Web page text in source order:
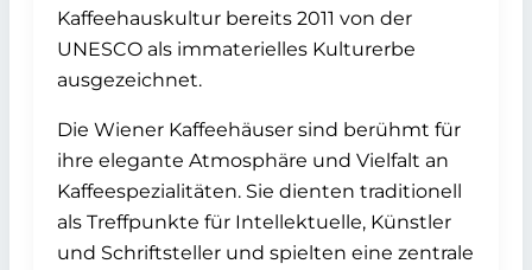
Kaffeehauskultur bereits 2011 von der
UNESCO als immaterielles Kulturerbe
ausgezeichnet.
Die Wiener Kaffeehäuser sind berühmt für
ihre elegante Atmosphäre und Vielfalt an
Kaffeespezialitäten. Sie dienten traditionell
als Treffpunkte für Intellektuelle, Künstler
und Schriftsteller und spielten eine zentrale